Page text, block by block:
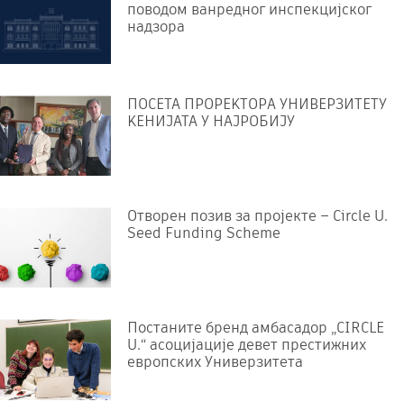
поводом ванредног инспекцијског
надзора
ПОСЕТА ПРОРЕKТОРА УНИВЕРЗИТЕТУ
KЕНИЈАТА У НАЈРОБИЈУ
Отворен позив за пројекте – Circle U.
Seed Funding Scheme
Постаните бренд амбасадор „CIRCLE
U.“ асоцијације девет престижних
европских Универзитета